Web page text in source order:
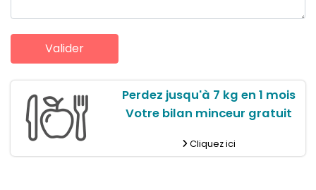
Perdez jusqu'à 7 kg en 1 mois
Votre bilan minceur gratuit
Cliquez ici